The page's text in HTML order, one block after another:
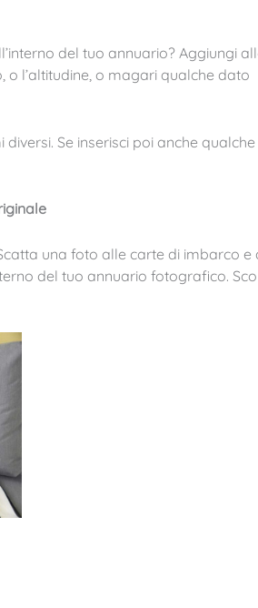
del tuo annuario? Aggiungi
l’altitudine, o magari qualche dato
Se inserisci poi anche qualche
una foto alle carte di imbarco e
del tuo annuario fotografico.